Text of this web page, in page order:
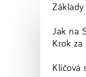
Základy
Jak na
Krok
Klíčová